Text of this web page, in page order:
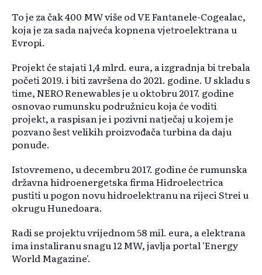
To je za čak 400 MW više od VE Fantanele-Cogealac,
koja je za sada najveća kopnena vjetroelektrana u
Evropi.
Projekt će stajati 1,4 mlrd. eura, a izgradnja bi trebala
početi 2019. i biti završena do 2021. godine. U skladu s
time, NERO Renewables je u oktobru 2017. godine
osnovao rumunsku podružnicu koja će voditi
projekt, a raspisan je i pozivni natječaj u kojem je
pozvano šest velikih proizvođača turbina da daju
ponude.
Istovremeno, u decembru 2017. godine će rumunska
državna hidroenergetska firma Hidroelectrica
pustiti u pogon novu hidroelektranu na rijeci Strei u
okrugu Hunedoara.
Radi se projektu vrijednom 58 mil. eura, a elektrana
ima instaliranu snagu 12 MW, javlja portal 'Energy
World Magazine'.